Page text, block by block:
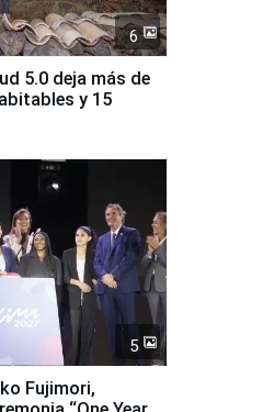
6
5.0 deja más de
y 15
5
Fujimori,